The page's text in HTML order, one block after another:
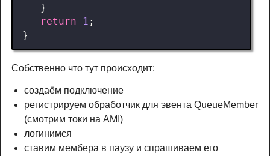
}
return
1 ;
}
Собственно что тут происходит:
создаём подключение
регистрируем обработчик для эвента QueueMember
(смотрим токи на AMI)
логинимся
ставим мембера в паузу и спрашиваем его